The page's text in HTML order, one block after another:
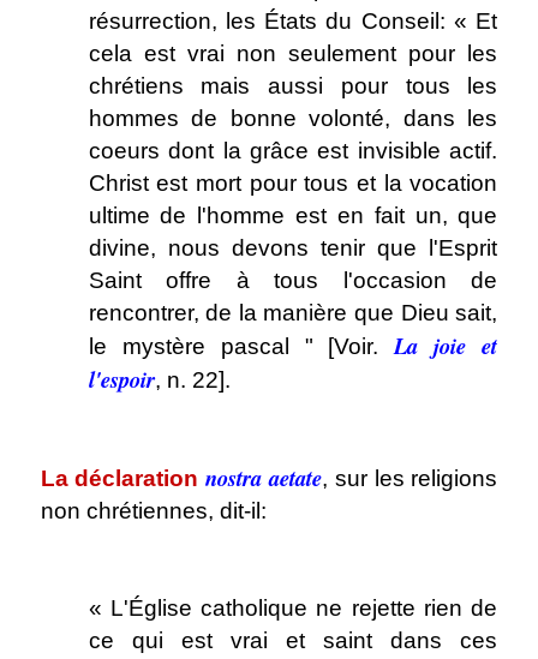
résurrection, les États du Conseil: « Et
cela est vrai non seulement pour les
chrétiens mais aussi pour tous les
hommes de bonne volonté, dans les
coeurs dont la grâce est invisible actif.
Christ est mort pour tous et la vocation
ultime de l'homme est en fait un, que
divine, nous devons tenir que l'Esprit
Saint offre à tous l'occasion de
rencontrer, de la manière que Dieu sait,
le mystère pascal " [Voir. La joie et
l'espoir, n. 22].
La déclaration nostra aetate, sur les religions
non chrétiennes, dit-il:
« L'Église catholique ne rejette rien de
ce qui est vrai et saint dans ces